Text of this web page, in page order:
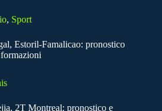
, Sport
Estoril-Famalicao: pronostico
2T Montreal: pronostico e